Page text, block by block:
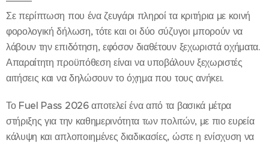
Σε περίπτωση που ένα ζευγάρι πληροί τα κριτήρια με κοινή
φορολογική δήλωση, τότε και οι δύο σύζυγοι μπορούν να
λάβουν την επιδότηση, εφόσον διαθέτουν ξεχωριστά οχήματα.
Απαραίτητη προϋπόθεση είναι να υποβάλουν ξεχωριστές
αιτήσεις και να δηλώσουν το όχημα που τους ανήκει.
Το Fuel Pass 2026 αποτελεί ένα από τα βασικά μέτρα
στήριξης για την καθημερινότητα των πολιτών, με πιο ευρεία
κάλυψη και απλοποιημένες διαδικασίες, ώστε η ενίσχυση να